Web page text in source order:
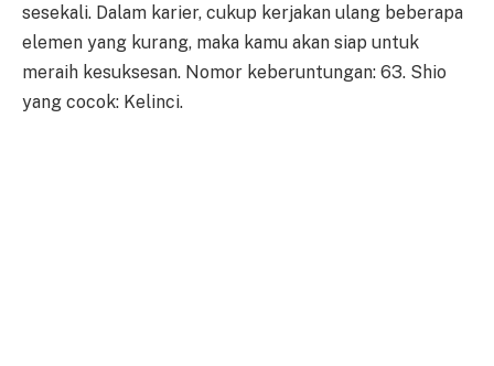
sesekali. Dalam karier, cukup kerjakan ulang beberapa
elemen yang kurang, maka kamu akan siap untuk
meraih kesuksesan. Nomor keberuntungan: 63. Shio
yang cocok: Kelinci.